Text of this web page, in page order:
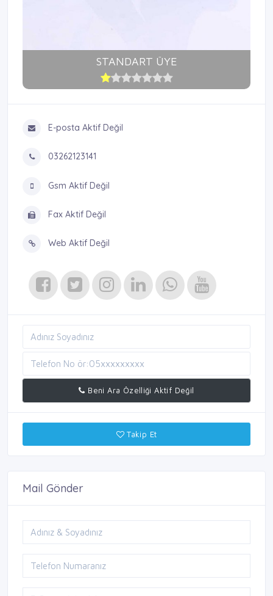
STANDART ÜYE
E-posta Aktif Değil
03262123141
Gsm Aktif Değil
Fax Aktif Değil
Web Aktif Değil
Beni Ara Özelliği Aktif Değil
Takip Et
Mail Gönder